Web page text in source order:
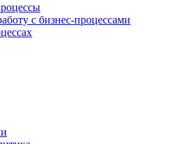
с бизнес-процессами